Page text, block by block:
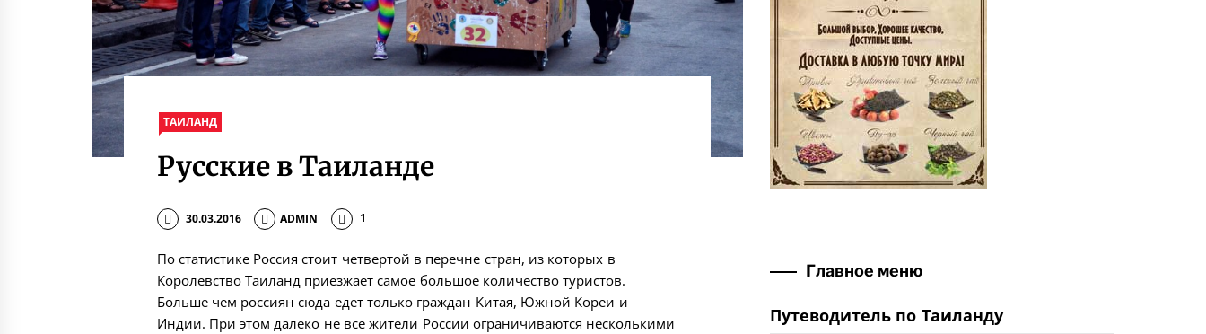
ТАИЛАНД
Русские в Таиланде
30.03.2016 ADMIN 1
По статистике Россия стоит четвертой в перечне стран, из которых в
Королевство Таиланд приезжает самое большое количество туристов.
Больше чем россиян сюда едет только граждан Китая, Южной Кореи и
Индии. При этом далеко не все жители России ограничиваются несколькими
Главное меню
Путеводитель по Таиланду